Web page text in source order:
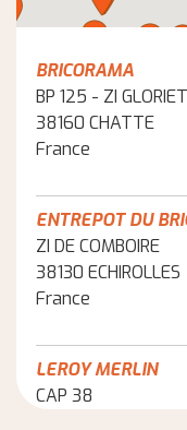
BRICORAMA
BP 125 - ZI
38160 CHATTE
France
ENTREPOT DU
ZI DE COMBOIRE
38130 ECHIROLLES
France
LEROY MERLIN
CAP 38